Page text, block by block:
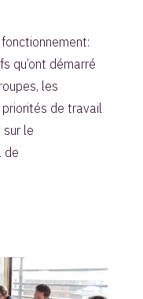
qu’ont démarré
les
de travail
le
de